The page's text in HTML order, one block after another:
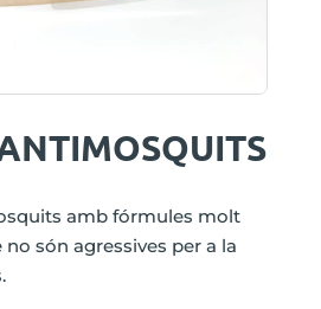
amb fórmules molt
són agressives per a la